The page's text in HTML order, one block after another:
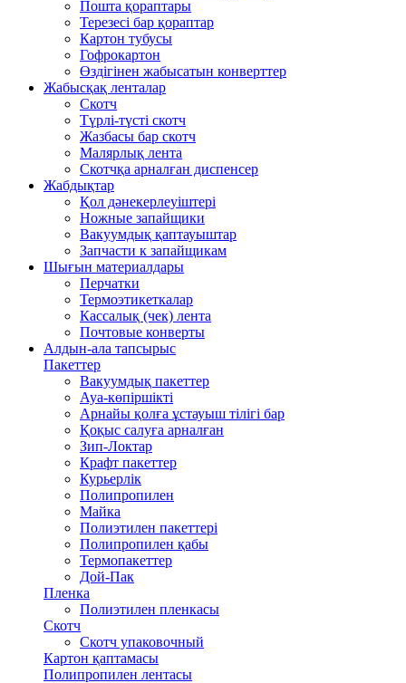
Пошта қораптары
Терезесі бар қораптар
Картон тубусы
Гофрокартон
Өздігінен жабысатын конверттер
Жабысқақ ленталар
Скотч
Түрлі-түсті скотч
Жазбасы бар скотч
Малярлық лента
Скотчқа арналған диспенсер
Жабдықтар
Қол дәнекерлеуіштері
Ножные запайщики
Вакуумдық қаптауыштар
Запчасти к запайщикам
Шығын материалдары
Перчатки
Термоэтикеткалар
Кассалық (чек) лента
Почтовые конверты
Алдын-ала тапсырыс
Пакеттер
Вакуумдық пакеттер
Ауа-көпіршікті
Арнайы қолға ұстауыш тілігі бар
Қоқыс салуға арналған
Зип-Локтар
Крафт пакеттер
Курьерлік
Полипропилен
Майка
Полиэтилен пакеттері
Полипропилен қабы
Термопакеттер
Дой-Пак
Пленка
Полиэтилен пленкасы
Скотч
Скотч упаковочный
Картон қаптамасы
Полипропилен лентасы